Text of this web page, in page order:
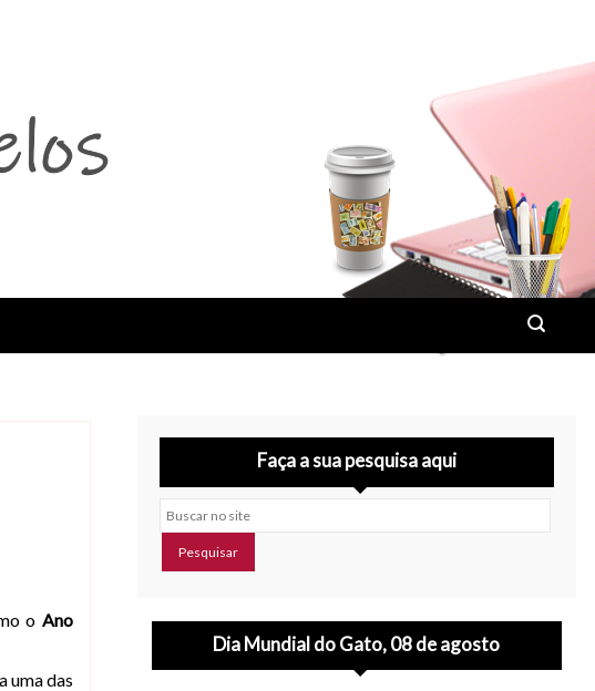
o Ano
uma das
Faça a sua pesquisa aqui
Buscar no site
Dia Mundial do Gato, 08 de agosto